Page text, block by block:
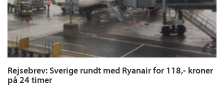
Rejsebrev: Sverige rundt med Ryanair for 118,- kroner
på 24 timer